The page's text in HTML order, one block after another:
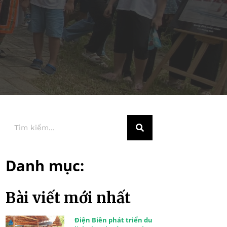
Danh mục:
Bài viết mới nhất
Điện Biên phát triển du